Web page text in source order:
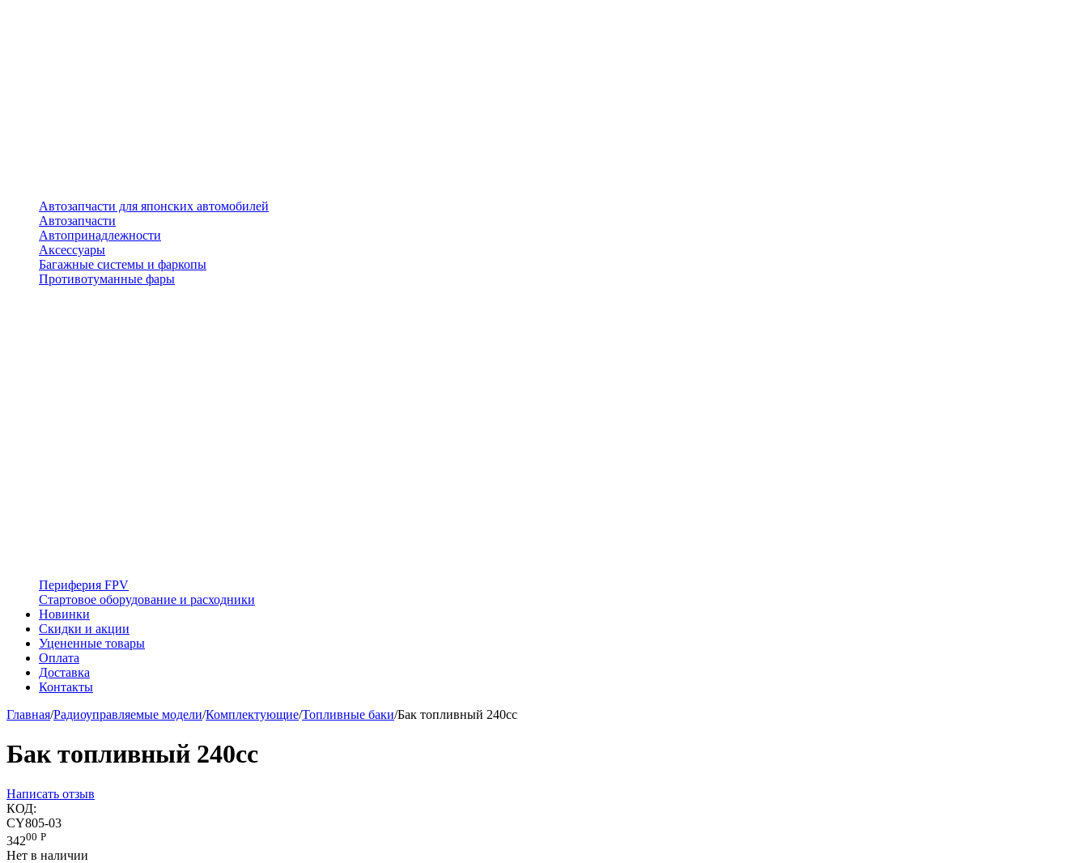
Автозапчасти для японских автомобилей
Автозапчасти
Автопринадлежности
Аксессуары
Багажные системы и фаркопы
Противотуманные фары
Периферия FPV
Стартовое оборудование и расходники
Новинки
Скидки и акции
Уцененные товары
Оплата
Доставка
Контакты
Главная/Радиоуправляемые модели/Комплектующие/Топливные баки/Бак топливный 240сс
Бак топливный 240сс
Написать отзыв
КОД:
CY805-03
34200 Р
Нет в наличии